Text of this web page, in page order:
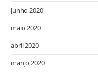
junho 2020
maio 2020
abril 2020
março 2020